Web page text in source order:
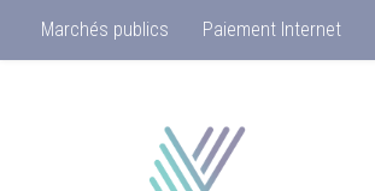
Marchés publics Paiement Internet